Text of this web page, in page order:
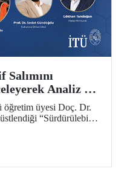
Analiz ve
Projeye
üyesi Doç. Dr.
“Sürdürülebilir
Aşınma, UV Maruziyeti